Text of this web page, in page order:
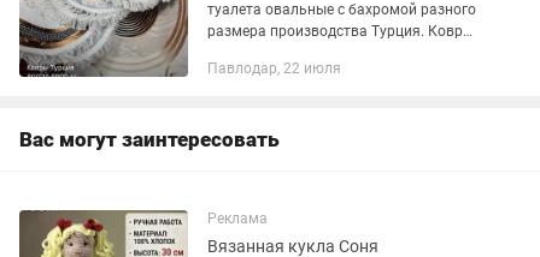
туалета овальные с бахромой разного
размера производства Турция. Ковры
микрофибра. Антискользящие.
Павлодар, 22 июля
Вас могут заинтересовать
Реклама
Вязанная кукла Соня